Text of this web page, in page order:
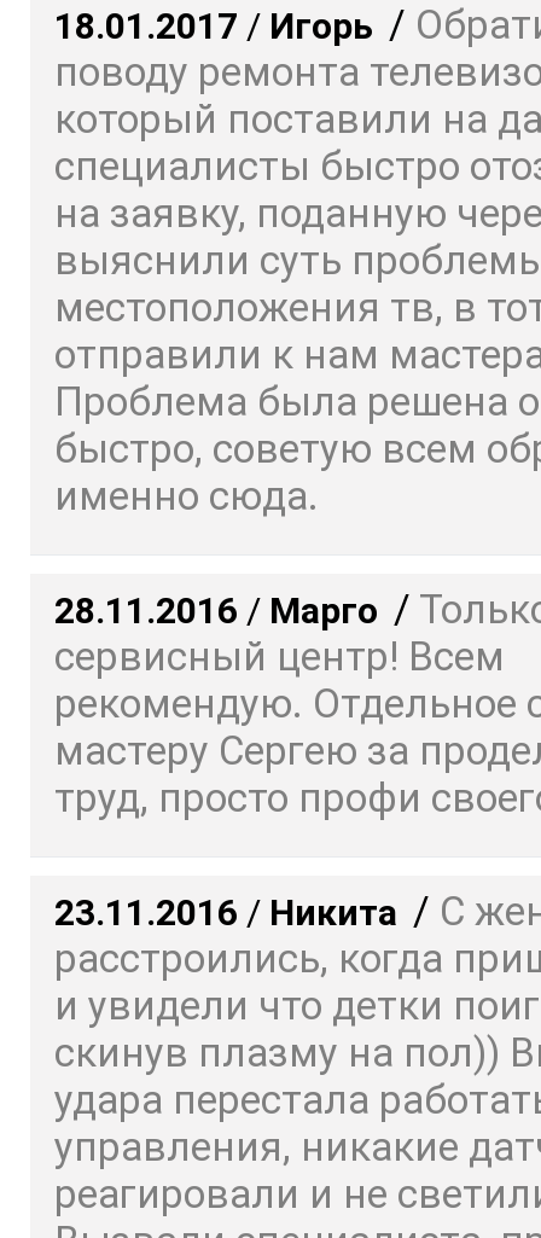
18.01.2017 / Игорь /
поводу ремонта
который поставили на
специалисты быстро
на заявку, поданную
выяснили суть
местоположения тв, в
отправили к нам
Проблема была решена
быстро, советую всем
именно сюда.
28.11.2016 / Марго /
сервисный центр! Всем
рекомендую. Отдельное
мастеру Сергею за
труд, просто профи
23.11.2016 / Никита / С
расстроились, когда
и увидели что детки
скинув плазму на пол))
удара перестала
управления, никакие
реагировали и не